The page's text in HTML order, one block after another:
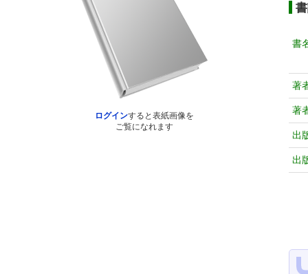
ログインすると表紙画像を
ご覧になれます
書
著
著
出
出